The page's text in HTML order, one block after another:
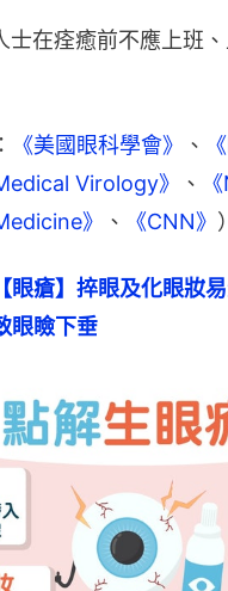
士在痊癒前不應上班
《美國眼科學會》 、
Virology》
、
》
、 《CNN》 ）
【眼瘡】捽眼及化眼妝
眼瞼下垂